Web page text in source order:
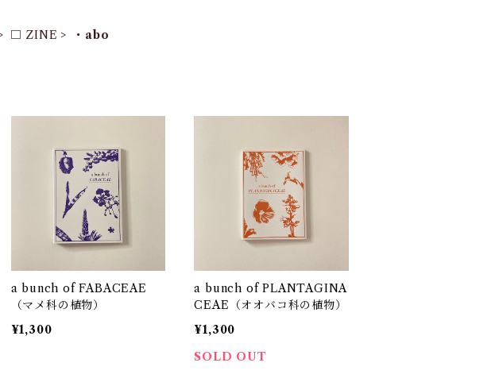
□ ZINE ・abo
a bunch of FABACEAE
（マメ科の植物）
¥1,300
a bunch of PLANTAGINA
CEAE（オオバコ科の植物）
¥1,300
SOLD OUT